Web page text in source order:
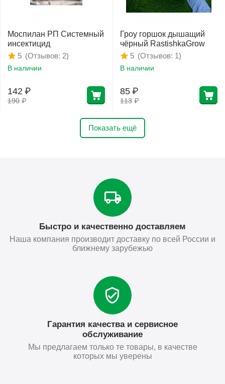
Моспилан РП Системный
инсектицид
(Отзывов: 2)
5
В наличии
190 ₽
142 ₽
Гроу горшок дышащий
чёрный RastishkaGrow
(Отзывов: 1)
5
В наличии
113 ₽
85 ₽
Показать ещё
Быстро и качественно доставляем
Наша компания производит доставку по всей России и
ближнему зарубежью
Гарантия качества и сервисное
обслуживание
Мы предлагаем только те товары, в качестве
которых мы уверены